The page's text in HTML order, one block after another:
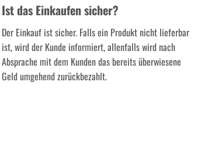
Ist das Einkaufen sicher?
Der Einkauf ist sicher. Falls ein Produkt nicht lieferbar
ist, wird der Kunde informiert, allenfalls wird nach
Absprache mit dem Kunden das bereits überwiesene
Geld umgehend zurückbezahlt.